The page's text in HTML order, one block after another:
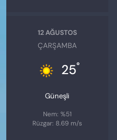
12 AĞUSTOS
ÇARŞAMBA
25°
Güneşli
Nem: %51
Rüzgar: 8.69 m/s